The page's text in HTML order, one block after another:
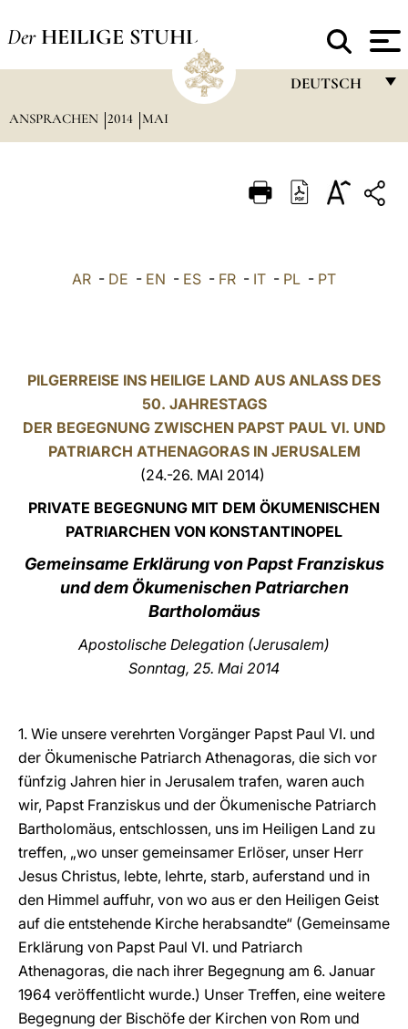
Der HEILIGE STUHL
DEUTSCH
ITALIANO
LATINE
ANSPRACHEN 2014 MAI
AR - DE - EN - ES - FR - IT - PL - PT
PILGERREISE INS HEILIGE LAND AUS ANLASS DES
50. JAHRESTAGS
DER BEGEGNUNG ZWISCHEN PAPST PAUL VI. UND
PATRIARCH ATHENAGORAS IN JERUSALEM
(24.-26. MAI 2014)
PRIVATE BEGEGNUNG MIT DEM ÖKUMENISCHEN
PATRIARCHEN VON KONSTANTINOPEL
Gemeinsame Erklärung von Papst Franziskus
und dem Ökumenischen Patriarchen
Bartholomäus
Apostolische Delegation (Jerusalem)
Sonntag, 25. Mai 2014
1. Wie unsere verehrten Vorgänger Papst Paul VI. und
der Ökumenische Patriarch Athenagoras, die sich vor
fünfzig Jahren hier in Jerusalem trafen, waren auch
wir, Papst Franziskus und der Ökumenische Patriarch
Bartholomäus, entschlossen, uns im Heiligen Land zu
treffen, „wo unser gemeinsamer Erlöser, unser Herr
Jesus Christus, lebte, lehrte, starb, auferstand und in
den Himmel auffuhr, von wo aus er den Heiligen Geist
auf die entstehende Kirche herabsandte“ (Gemeinsame
Erklärung von Papst Paul VI. und Patriarch
Athenagoras, die nach ihrer Begegnung am 6. Januar
1964 veröffentlicht wurde.) Unser Treffen, eine weitere
Begegnung der Bischöfe der Kirchen von Rom und